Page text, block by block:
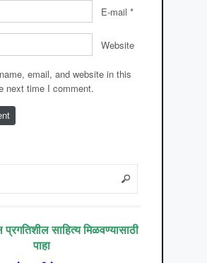
E-mail *
Website
email, and website in this
next time I comment.
साहित्य मिळवण्यासाठी
पाहा